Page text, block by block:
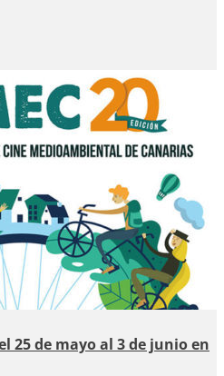
25 de mayo al 3 de junio en